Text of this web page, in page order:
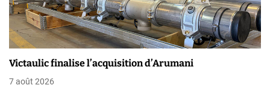
n
d
e
l
Victaulic finalise l’acquisition d’Arumani
7 août 2026